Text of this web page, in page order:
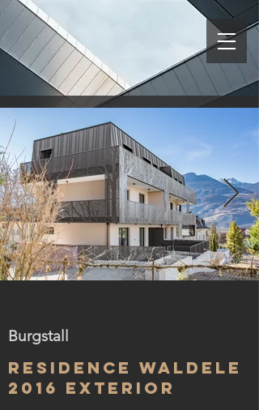
Burgstall
Residence Waldele
2016 Exterior